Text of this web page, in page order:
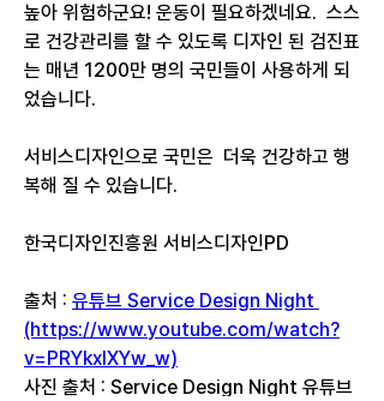
높아 위험하군요! 운동이 필요하겠네요.  스스
로 건강관리를 할 수 있도록 디자인 된 검진표
는 매년 1200만 명의 국민들이 사용하게 되
었습니다.
서비스디자인으로 국민은  더욱 건강하고 행
복해 질 수 있습니다.
한국디자인진흥원 서비스디자인PD
출처 : 유튜브 Service Design Night
(https://www.youtube.com/watch?
v=PRYkxlXYw_w)
사진 출처 : Service Design Night 유튜브